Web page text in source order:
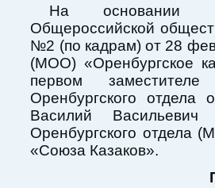
На основании
Общероссийской
№2 (по кадрам) от 28
(МОО) «Оренбургское
первом
Оренбургского
Василий
Оренбургского отдела
«Союза Казаков».